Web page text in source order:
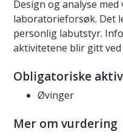
Design og analyse
laboratorieforsøk. Det
personlig labutstyr.
aktivitetene blir gitt
Obligatoriske
Øvinger
Mer om vurdering